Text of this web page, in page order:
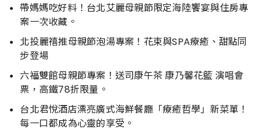
帶媽媽吃好料！台北艾麗母親節限定海陸饗宴與住房專
案一次收藏。
北投麗禧推母親節泡湯專案！花束與SPA療癒、甜點同
步登場
六福雙館母親節專案！送司康午茶 康乃馨花籃 演唱會
票，高鐵78折限量。
台北君悅酒店漂亮廣式海鮮餐廳「療癒哲學」新菜單！
每一口都成為心靈的享受。